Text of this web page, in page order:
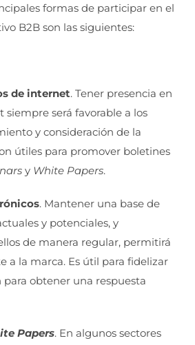
formas de participar en el
B2B son las siguientes:
de internet. Tener presencia en
será favorable a los
y consideración de la
útiles para promover boletines
y White Papers.
. Mantener una base de
y potenciales, y
de manera regular, permitirá
a la marca. Es útil para fidelizar
obtener una respuesta
Papers. En algunos sectores